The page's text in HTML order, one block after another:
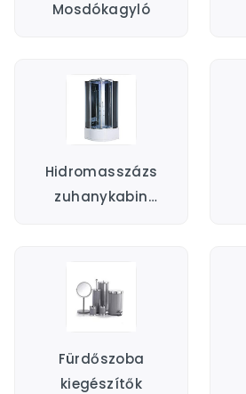
Mosdókagyló
Hidromasszázs
zuhanykabin
Fürdőszoba
kiegészítők